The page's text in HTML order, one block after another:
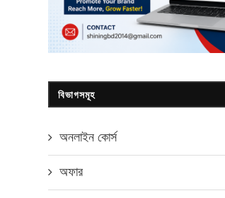
বিভাগসমূহ
অনলাইন কোর্স
অফার